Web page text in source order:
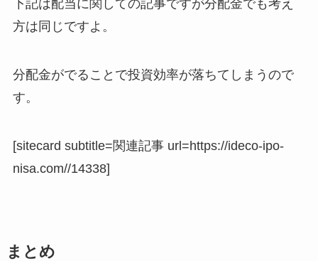
下記は配当に関しての記事ですが分配金でも考え
方は同じですよ。
分配金がでることで投資効率が落ちてしまうので
す。
[sitecard subtitle=関連記事 url=https://ideco-ipo-
nisa.com//14338]
まとめ